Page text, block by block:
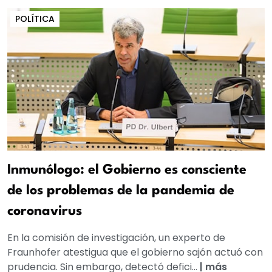
POLÍTICA
Inmunólogo: el Gobierno es consciente
de los problemas de la pandemia de
coronavirus
En la comisión de investigación, un experto de
Fraunhofer atestigua que el gobierno sajón actuó con
prudencia. Sin embargo, detectó defici... | más